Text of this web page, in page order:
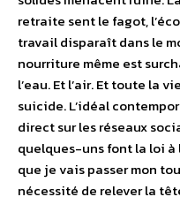
retraite sent le fagot,
travail disparaît dans le
nourriture même est
l’eau. Et l’air. Et toute la
suicide. L’idéal
direct sur les réseaux
quelques-uns font la loi
que je vais passer mon
nécessité de relever la